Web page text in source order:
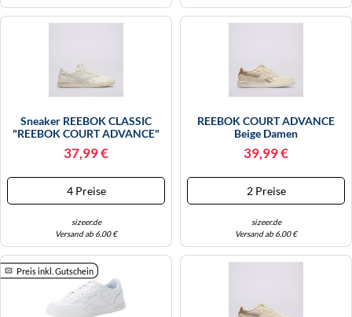
Sneaker REEBOK CLASSIC
"REEBOK COURT ADVANCE"
Gr. 38, Weiß (offwhite) Schuhe
(86798344-38) Offwhite
37,99 €
4 Preise
sizeer.de
Versand ab 6,00 €
REEBOK COURT ADVANCE
Beige Damen
39,99 €
2 Preise
sizeer.de
Versand ab 6,00 €
Preis inkl. Gutschein